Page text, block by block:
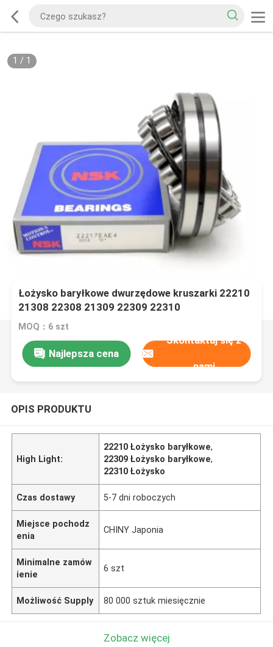
1 / 1
Łożysko baryłkowe dwurzędowe kruszarki 22210
21308 22308 21309 22309 22310
MOQ：6 szt
Najlepsza cena
Skontaktuj się z
nami
OPIS PRODUKTU
High Light:
22210 Łożysko baryłkowe,
22309 Łożysko baryłkowe,
22310 Łożysko
Czas dostawy 5-7 dni roboczych
Miejsce pochodz
enia
CHINY Japonia
Minimalne zamów
ienie
6 szt
Możliwość Supply 80 000 sztuk miesięcznie
Zobacz więcej